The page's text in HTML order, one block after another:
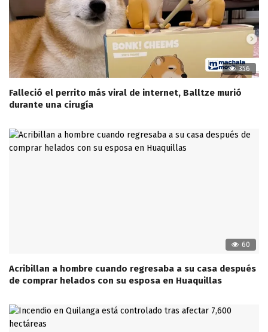
356
Falleció el perrito más viral de internet, Balltze murió
durante una cirugía
60
Acribillan a hombre cuando regresaba a su casa después
de comprar helados con su esposa en Huaquillas